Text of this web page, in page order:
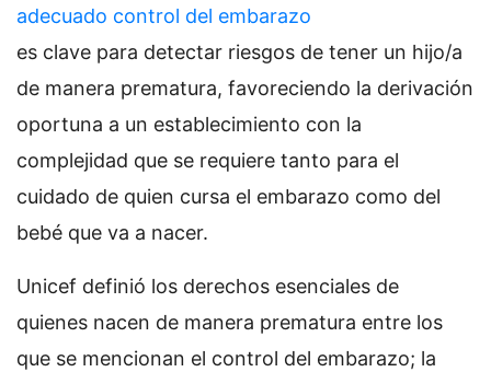
adecuado control del embarazo
es clave para detectar riesgos de tener un hijo/a
de manera prematura, favoreciendo la derivación
oportuna a un establecimiento con la
complejidad que se requiere tanto para el
cuidado de quien cursa el embarazo como del
bebé que va a nacer.
Unicef definió los derechos esenciales de
quienes nacen de manera prematura entre los
que se mencionan el control del embarazo; la